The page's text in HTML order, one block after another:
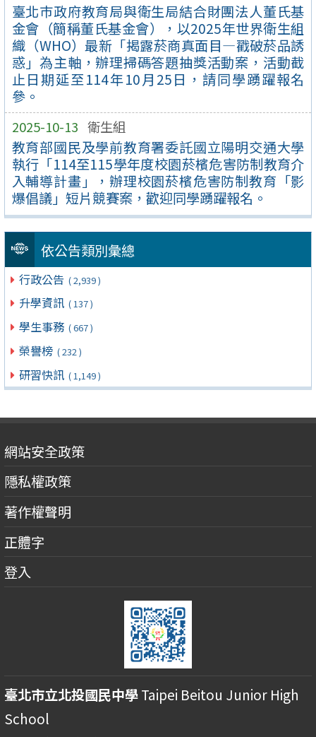
臺北巿政府教育局與衛生局結合財團法人董氏基
金會（簡稱董氏基金會），以2025年世界衛生組
織（WHO）最新「揭露菸商真面目—戳破菸品誘
惑」為主軸，辦理掃碼答題抽獎活動案，活動截
止日期延至114年10月25日，請同學踴躍報名
參。
2025-10-13 衛生組
教育部國民及學前教育署委託國立陽明交通大學
執行「114至115學年度校園菸檳危害防制教育介
入輔導計畫」，辦理校園菸檳危害防制教育「影
爆倡議」短片競賽案，歡迎同學踴躍報名。
依公告類別彙總
行政公告 ( 2,939 )
升學資訊 ( 137 )
學生事務 ( 667 )
榮譽榜 ( 232 )
研習快訊 ( 1,149 )
網站安全政策
隱私權政策
著作權聲明
正體字
登入
臺北市立北投國民中學Taipei Beitou Junior High
School